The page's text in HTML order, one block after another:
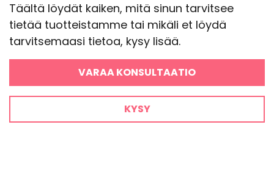
Täältä löydät kaiken, mitä sinun tarvitsee
tietää tuotteistamme tai mikäli et löydä
tarvitsemaasi tietoa, kysy lisää.
VARAA KONSULTAATIO
KYSY